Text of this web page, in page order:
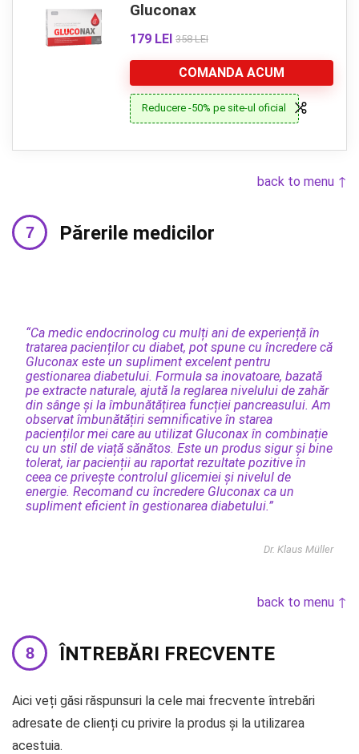
Gluconax
179 LEI 358 LEI
COMANDA ACUM
Reducere -50% pe site-ul oficial
back to menu ↑
Părerile medicilor
“Ca medic endocrinolog cu mulți ani de experiență în
tratarea pacienților cu diabet, pot spune cu încredere că
Gluconax este un supliment excelent pentru
gestionarea diabetului. Formula sa inovatoare, bazată
pe extracte naturale, ajută la reglarea nivelului de zahăr
din sânge și la îmbunătățirea funcției pancreasului. Am
observat îmbunătățiri semnificative în starea
pacienților mei care au utilizat Gluconax în combinație
cu un stil de viață sănătos. Este un produs sigur și bine
tolerat, iar pacienții au raportat rezultate pozitive în
ceea ce privește controlul glicemiei și nivelul de
energie. Recomand cu încredere Gluconax ca un
supliment eficient în gestionarea diabetului.”
Dr. Klaus Müller
back to menu ↑
ÎNTREBĂRI FRECVENTE
Aici veți găsi răspunsuri la cele mai frecvente întrebări
adresate de clienți cu privire la produs și la utilizarea
acestuia.